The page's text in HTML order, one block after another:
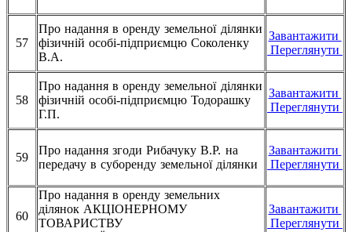
57
Про надання в оренду земельної ділянки
фізичній особі-підприємцю Соколенку
В.А.
Завантажити
Переглянути
58
Про надання в оренду земельної ділянки
фізичній особі-підприємцю Тодорашку
Г.П.
Завантажити
Переглянути
59
Про надання згоди Рибачуку В.Р. на
передачу в суборенду земельної ділянки
Завантажити
Переглянути
60
Про надання в оренду земельних
ділянок АКЦІОНЕРНОМУ
ТОВАРИСТВУ
Завантажити
Переглянути